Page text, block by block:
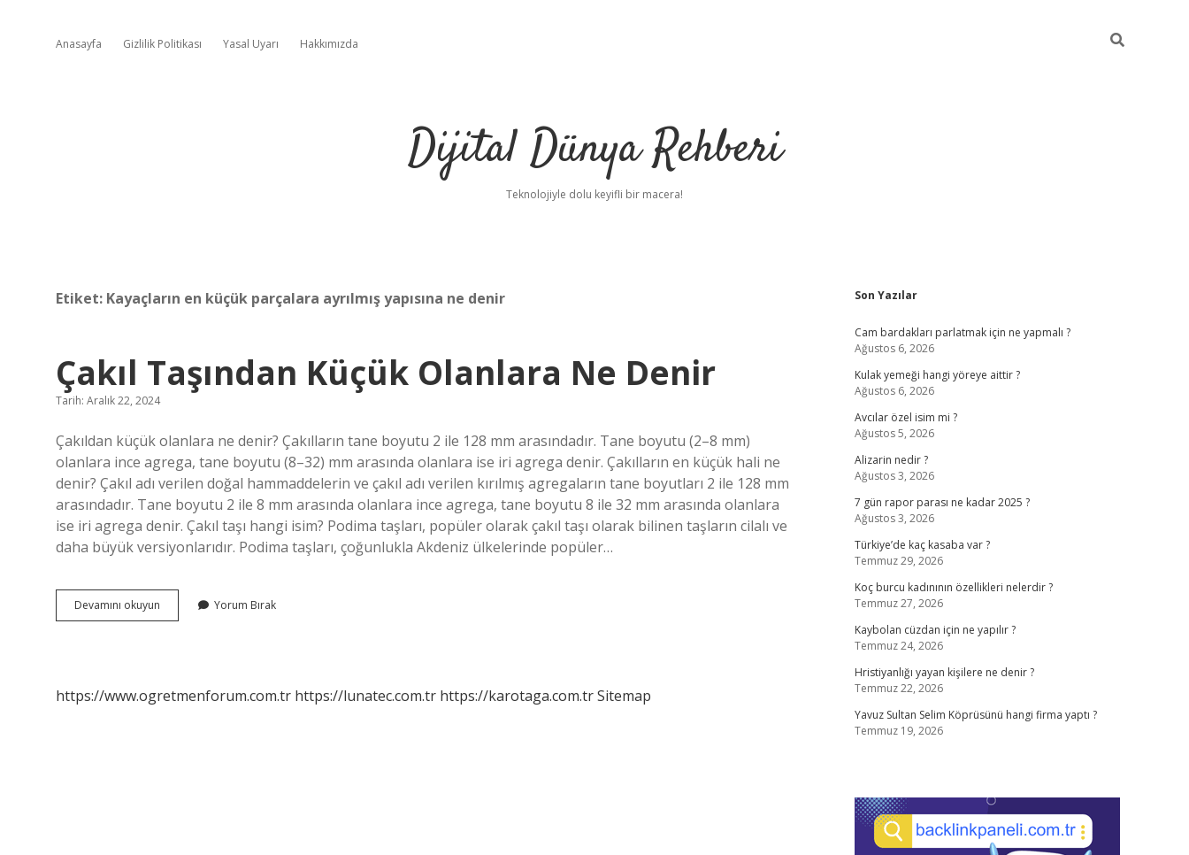
Anasayfa Gizlilik Politikası Yasal Uyarı Hakkımızda
Dijital Dünya Rehberi
Teknolojiyle dolu keyifli bir macera!
Etiket: Kayaçların en küçük parçalara ayrılmış yapısına ne denir
Çakıl Taşından Küçük Olanlara Ne Denir
Tarih: Aralık 22, 2024
Çakıldan küçük olanlara ne denir? Çakılların tane boyutu 2 ile 128 mm arasındadır. Tane boyutu (2–8 mm)
olanlara ince agrega, tane boyutu (8–32) mm arasında olanlara ise iri agrega denir. Çakılların en küçük hali ne
denir? Çakıl adı verilen doğal hammaddelerin ve çakıl adı verilen kırılmış agregaların tane boyutları 2 ile 128 mm
arasındadır. Tane boyutu 2 ile 8 mm arasında olanlara ince agrega, tane boyutu 8 ile 32 mm arasında olanlara
ise iri agrega denir. Çakıl taşı hangi isim? Podima taşları, popüler olarak çakıl taşı olarak bilinen taşların cilalı ve
daha büyük versiyonlarıdır. Podima taşları, çoğunlukla Akdeniz ülkelerinde popüler…
Devamını okuyun
Taşından
Yorum Bırak
https://www.ogretmenforum.com.tr https://lunatec.com.tr https://karotaga.com.trSitemap
Sidebar
Son Yazılar
Cam bardakları parlatmak için ne yapmalı ?
Ağustos 6, 2026
Kulak yemeği hangi yöreye aittir ?
Ağustos 6, 2026
Avcılar özel isim mi ?
Ağustos 5, 2026
Alizarin nedir ?
Ağustos 3, 2026
7 gün rapor parası ne kadar 2025 ?
Ağustos 3, 2026
Türkiye’de kaç kasaba var ?
Temmuz 29, 2026
Koç burcu kadınının özellikleri nelerdir ?
Temmuz 27, 2026
Kaybolan cüzdan için ne yapılır ?
Temmuz 24, 2026
Hristiyanlığı yayan kişilere ne denir ?
Temmuz 22, 2026
Yavuz Sultan Selim Köprüsünü hangi firma yaptı ?
Temmuz 19, 2026